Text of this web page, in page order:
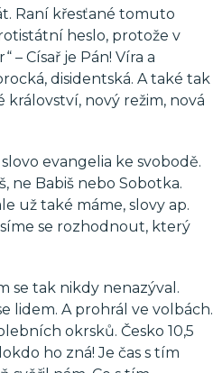
Raní křesťané tomuto
heslo, protože v
– Císař je Pán! Víra a
disidentská. A také tak
nový režim, nová
slovo evangelia ke svobodě.
ne Babiš nebo Sobotka.
už také máme, slovy ap.
se rozhodnout, který
se tak nikdy nenazýval.
lidem. A prohrál ve volbách.
okrsků. Česko 10,5
ho zná! Je čas s tím